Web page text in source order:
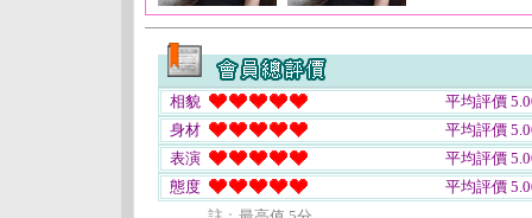
相貌
平均評價
身材
平均評價
表演
平均評價
態度
平均評價